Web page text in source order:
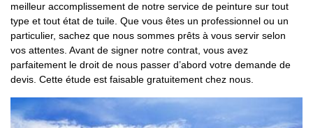
meilleur accomplissement de notre service de peinture sur tout
type et tout état de tuile. Que vous êtes un professionnel ou un
particulier, sachez que nous sommes prêts à vous servir selon
vos attentes. Avant de signer notre contrat, vous avez
parfaitement le droit de nous passer d’abord votre demande de
devis. Cette étude est faisable gratuitement chez nous.